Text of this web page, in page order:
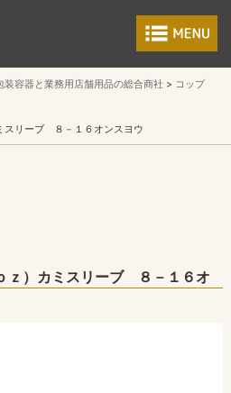
食品包装容器と
装容器と業務用店舗用品の総合商社
コップ
スリーブ ８－１６オンスヨウ
ｚ）カミスリーブ ８－１６オ